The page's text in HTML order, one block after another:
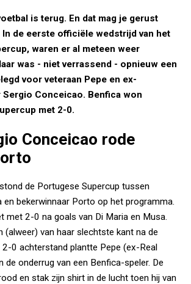
is terug. En dat mag je gerust
de eerste officiële wedstrijd van het
waren er al meteen weer
was - niet verrassend - opnieuw een
voor veteraan Pepe en ex-
Conceicao. Benfica won
met 2-0.
Conceicao rode
de Portugese Supercup tussen
en bekerwinnaar Porto op het programma.
met 2-0 na goals van Di Maria en Musa.
(alweer) van haar slechtste kant na de
2-0 achterstand plantte Pepe (ex-Real
de onderrug van een Benfica-speler. De
en stak zijn shirt in de lucht toen hij van